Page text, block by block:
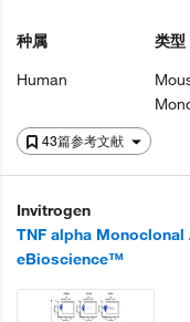
43篇参考文献
种属
Human
类型
Invitrogen
TNF alpha Monoclonal
eBioscience™